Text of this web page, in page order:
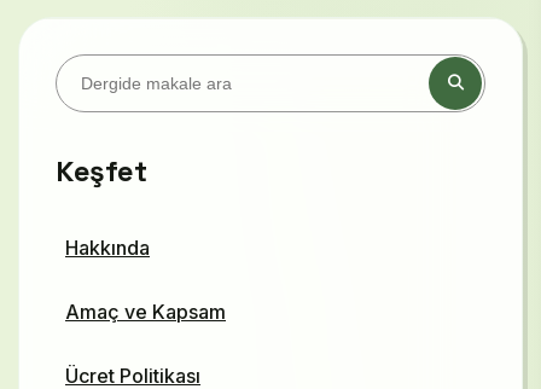
Keşfet
Hakkında
Amaç ve Kapsam
Ücret Politikası